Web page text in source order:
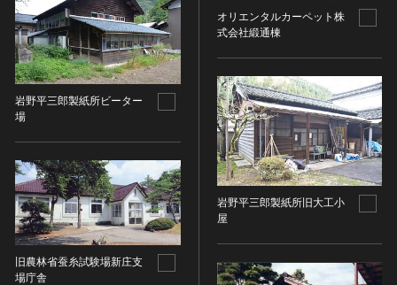
岩野平三郎製紙所ビーター
場
旧農林省蚕糸試験場新庄支
場庁舎
オリエンタルカーペット株
式会社緞通棟
岩野平三郎製紙所旧大工小
屋
春秋時代 [中国]
戦国時代 [中国]
秦 [中国]
漢 [中国]
三国 [中国]
南北朝（六朝） [中国]
隋 [中国]
唐 [中国]
ガラス
その他
その他の美術
写真
デザイン
考古資料
石器・石製品類
土器・土製品類
金属製品類
未指定
有形文化財(建造物)
有形文化財(美術工芸品)
民俗文化財(無形民俗文化財)
記念物(史跡)
記念物(名勝)
記念物(天然記念物)
伝統的建造物群保存地区
文化財保存技術
PERMITTED（著作権あり-非営利目的の利用可）
IN COPYRIGHT - RIGHTSHOLDER(S) UNLOCATABLE
OR UNIDENTIFIABLE（著作権あり-著作権者不明）
NO COPYRIGHT - CONTRACTUAL
RESTRICTIONS（著作権なし-契約による制限あり）
NO COPYRIGHT - NONCOMMERCIAL USE ONLY（著
作権なし-非営利目的のみ利用可）
NO COPYRIGHT - OTHER KNOWN LEGAL
RESTRICTIONS（著作権なし-他の法的制限あり）
NO COPYRIGHT - UNITED STATES（著作権なし-米国
の法律上）
COPYRIGHT NOT EVALUATED（著作権未評価）
COPYRIGHT UNDETERMINED（著作権未決定）